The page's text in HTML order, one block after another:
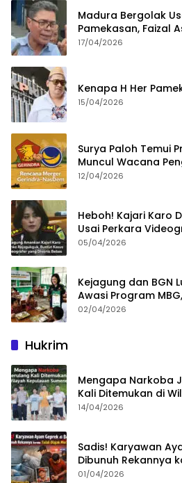
Madura Bergolak
Pamekasan, Faizal
Bongkar Permainan
17/04/2026
Kenapa H Her
15/04/2026
Surya Paloh Temui
Muncul Wacana
dan Gerindra
12/04/2026
Heboh! Kajari Karo
Usai Perkara
05/04/2026
Kejagung dan BGN
Awasi Program
02/04/2026
Hukrim
Mengapa Narkoba
Kali Ditemukan di
Sumenep?
14/04/2026
Sadis! Karyawan
Dibunuh Rekannya
Merampok Majikan
01/04/2026